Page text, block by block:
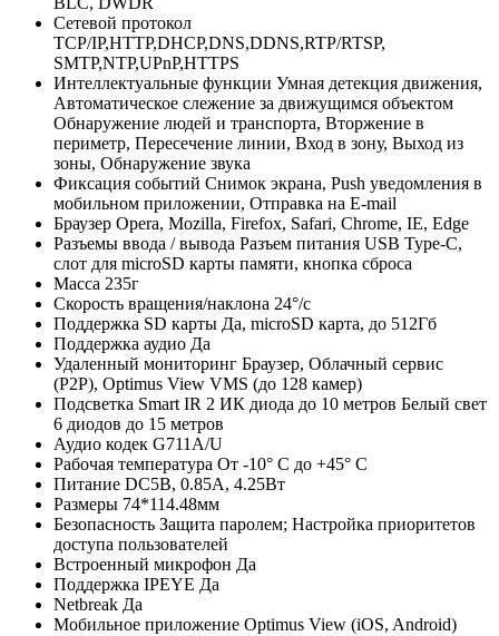
Сетевой протокол
TCP/IP,HTTP,DHCP,DNS,DDNS,RTP/RTSP,
SMTP,NTP,UPnP,HTTPS
Интеллектуальные функции Умная детекция движения,
Автоматическое слежение за движущимся объектом
Обнаружение людей и транспорта, Вторжение в
периметр, Пересечение линии, Вход в зону, Выход из
зоны, Обнаружение звука
Фиксация событий Снимок экрана, Push уведомления в
мобильном приложении, Отправка на E-mail
Браузер Opera, Mozilla, Firefox, Safari, Chrome, IE, Edge
Разъемы ввода / вывода Разъем питания USB Type-C,
слот для microSD карты памяти, кнопка сброса
Масса 235г
Скорость вращения/наклона 24°/с
Поддержка SD карты Да, microSD карта, до 512Гб
Поддержка аудио Да
Удаленный мониторинг Браузер, Облачный сервис
(P2P), Optimus View VMS (до 128 камер)
Подсветка Smart IR 2 ИК диода до 10 метров Белый свет
6 диодов до 15 метров
Аудио кодек G711A/U
Рабочая температура От -10° С до +45° С
Питание DC5В, 0.85А, 4.25Вт
Размеры 74*114.48мм
Безопасность Защита паролем; Настройка приоритетов
доступа пользователей
Встроенный микрофон Да
Поддержка IPEYE Да
Netbreak Да
Мобильное приложение Optimus View (iOS, Android)